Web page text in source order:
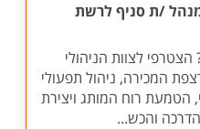
מנהל /ת סניף לרשת
לצוות הניהולי
המכירה, ניהול תפעולי
הטמעת רוח המותג ויצירת
הדרכה והכש...